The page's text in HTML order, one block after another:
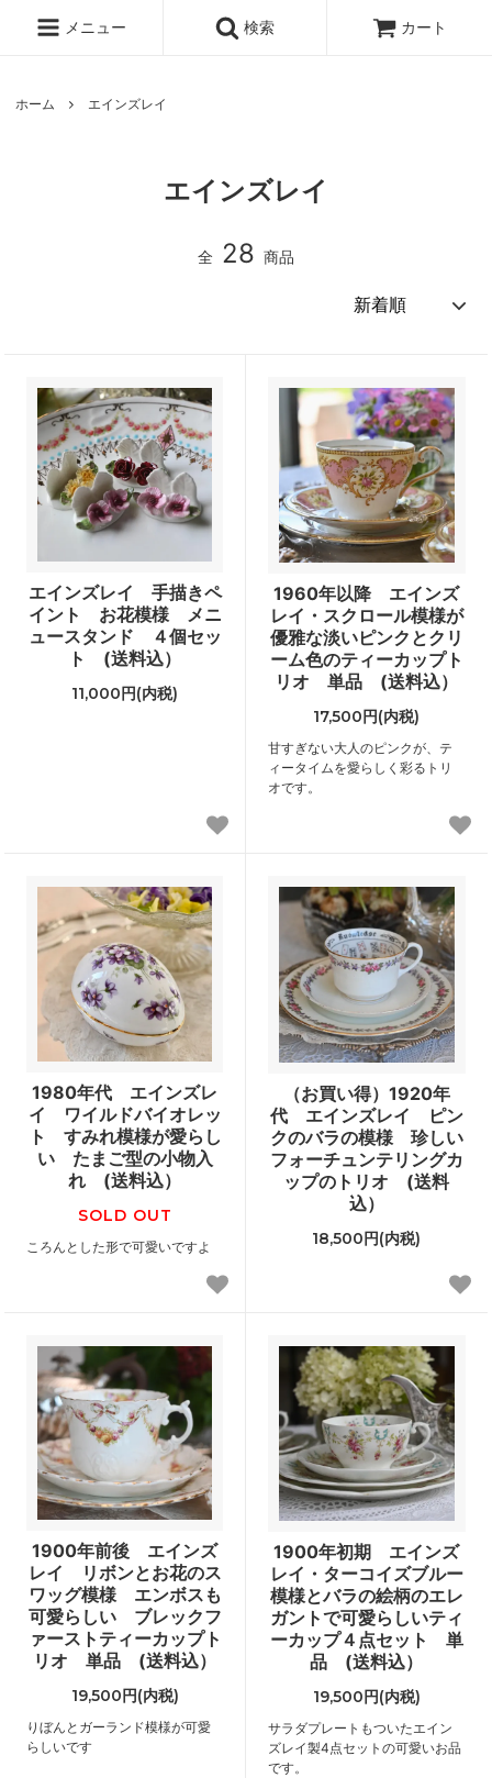
メニュー 検索 カート
ホーム エインズレイ
エインズレイ
全 28 商品
エインズレイ 手描きペ
イント お花模様 メニ
ュースタンド ４個セッ
ト (送料込）
11,000円(内税)
1960年以降 エインズ
レイ・スクロール模様が
優雅な淡いピンクとクリ
ーム色のティーカップト
リオ 単品 (送料込）
17,500円(内税)
甘すぎない大人のピンクが、テ
ィータイムを愛らしく彩るトリ
オです。
1980年代 エインズレ
イ ワイルドバイオレッ
ト すみれ模様が愛らし
い たまご型の小物入
れ (送料込）
SOLD OUT
ころんとした形で可愛いですよ
（お買い得）1920年
代 エインズレイ ピン
クのバラの模様 珍しい
フォーチュンテリングカ
ップのトリオ (送料
込）
18,500円(内税)
1900年前後 エインズ
レイ リボンとお花のス
ワッグ模様 エンボスも
可愛らしい ブレックフ
ァーストティーカップト
リオ 単品 (送料込）
19,500円(内税)
りぼんとガーランド模様が可愛
らしいです
1900年初期 エインズ
レイ・ターコイズブルー
模様とバラの絵柄のエレ
ガントで可愛らしいティ
ーカップ４点セット 単
品 (送料込）
19,500円(内税)
サラダプレートもついたエイン
ズレイ製4点セットの可愛いお品
です。